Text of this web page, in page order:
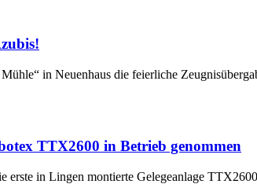
in Neuenhaus die feierliche
TTX2600 in Betrieb genommen
erste in Lingen montierte Gelegeanlage